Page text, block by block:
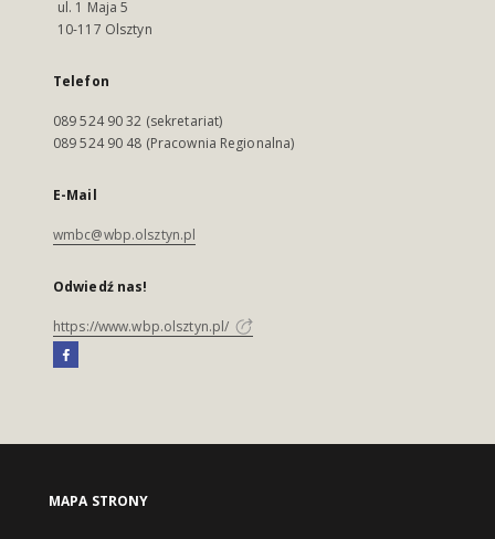
ul. 1 Maja 5
10-117 Olsztyn
Telefon
089 524 90 32 (sekretariat)
089 524 90 48 (Pracownia Regionalna)
E-Mail
wmbc@wbp.olsztyn.pl
Odwiedź nas!
https://www.wbp.olsztyn.pl/
MAPA STRONY